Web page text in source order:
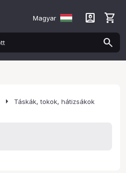
Magyar account_box shopping_cart
arrow_right Táskák, tokok, hátizsákok